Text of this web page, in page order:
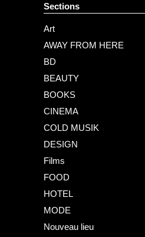
Sections
Art
AWAY FROM HERE
BD
BEAUTY
BOOKS
CINEMA
COLD MUSIK
DESIGN
Films
FOOD
HOTEL
MODE
Nouveau lieu